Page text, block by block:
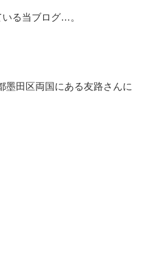
る当ブログ…。
墨田区両国にある友路さんに